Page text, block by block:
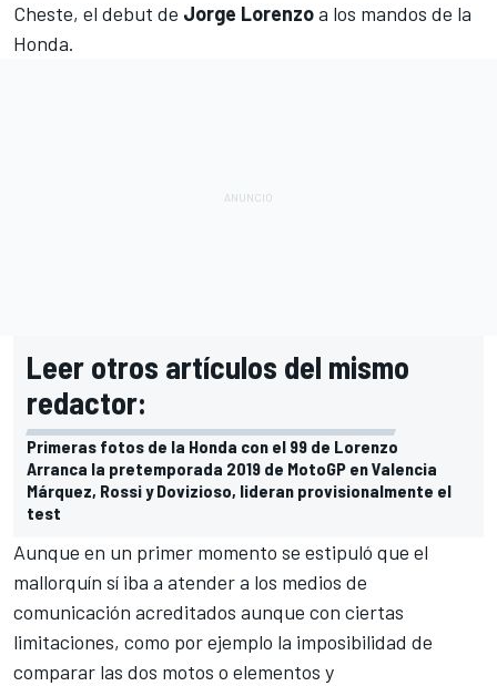
Cheste, el debut de Jorge Lorenzoa los mandos de la
Honda.
Leer otros artículos del mismo
redactor:
Primeras fotos de la Honda con el 99 de Lorenzo
Arranca la pretemporada 2019 de MotoGP en Valencia
Márquez, Rossi y Dovizioso, lideran provisionalmente el
test
Aunque en un primer momento se estipuló que el
mallorquín sí iba a atender a los medios de
comunicación acreditados aunque con ciertas
limitaciones, como por ejemplo la imposibilidad de
comparar las dos motos o elementos y